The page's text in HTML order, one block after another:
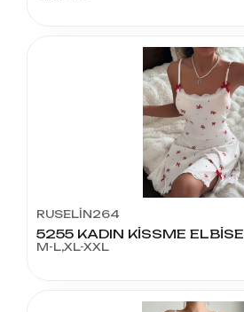
RUSELİN264
5255 KADIN KİSSME ELBİSE
M-L,XL-XXL